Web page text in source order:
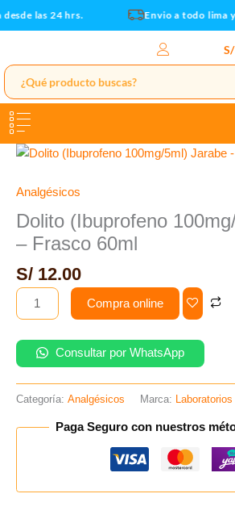
al
las 24 hrs. Envio a todo lima y
S/
Analgésicos
Dolito (Ibuprofeno
– Frasco 60ml
S/ 12.00
Dolito
100mg/5ml)
-
Frasco
60ml
cantidad
Compra online
Consultar por WhatsApp
Categoría: Analgésicos Marca:
Paga Seguro con nuestros
60ml